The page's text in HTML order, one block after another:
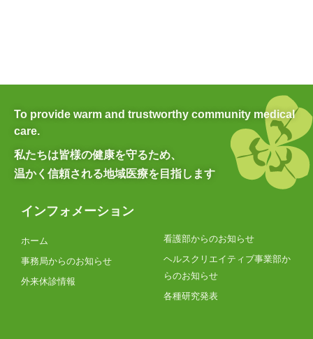
To provide warm and trustworthy community medical
care.
私たちは皆様の健康を守るため、
温かく信頼される地域医療を目指します
インフォメーション
ホーム
事務局からのお知らせ
外来休診情報
看護部からのお知らせ
ヘルスクリエイティブ事業部か
らのお知らせ
各種研究発表